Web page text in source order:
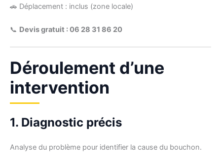
🚗 Déplacement : inclus (zone locale)
📞 Devis gratuit : 06 28 31 86 20
Déroulement d’une
intervention
1. Diagnostic précis
Analyse du problème pour identifier la cause du bouchon.